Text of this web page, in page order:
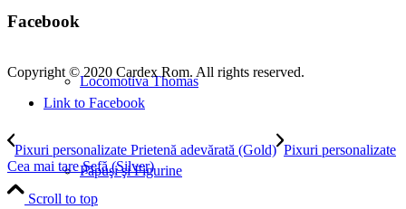
Locomotiva Thomas
Păpuşi şi Figurine
Facebook
Copyright © 2020 Cardex Rom. All rights reserved.
Link to Facebook
Pixuri personalizate Prietenă adevărată (Gold) Pixuri personalizate
Cea mai tare Şefă (Silver)
Scroll to top